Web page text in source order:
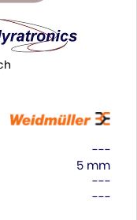
---
5 mm
---
---